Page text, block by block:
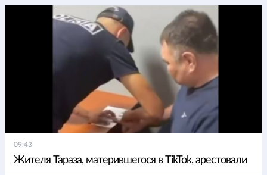
09:43
Жителя Тараза, матерившегося в TikTok, арестовали